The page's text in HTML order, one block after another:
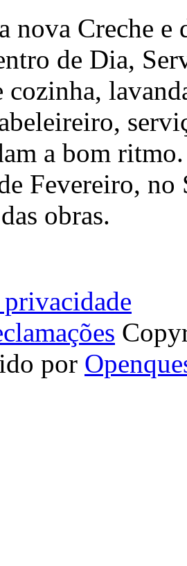
nova Creche
de Dia,
cozinha,
a bom ritmo.
Fevereiro, no
obras.
por